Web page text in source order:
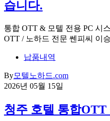
습니다.
통합 OTT & 모텔 전용 PC 시
OTT / 노하드 전문 쎈피씨 이
납품내역
By모텔노하드.com
2026년 05월 15일
청주 호텔 통합